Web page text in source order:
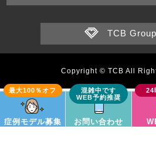
TCB Group
症例モデル募集 お問い合わせ
Copyright © TCB All